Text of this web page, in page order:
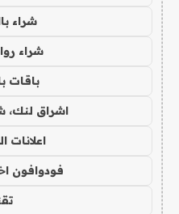
شراء
شراء
باقات
اشراق لنك،
اعلانات
فودوافون